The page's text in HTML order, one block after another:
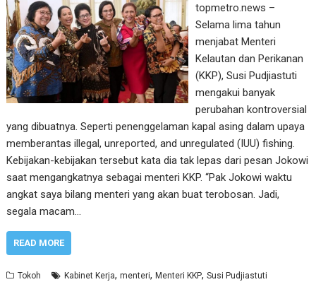
topmetro.news –
Selama lima tahun
menjabat Menteri
Kelautan dan Perikanan
(KKP), Susi Pudjiastuti
mengakui banyak
perubahan kontroversial
yang dibuatnya. Seperti penenggelaman kapal asing dalam upaya
memberantas illegal, unreported, and unregulated (IUU) fishing.
Kebijakan-kebijakan tersebut kata dia tak lepas dari pesan Jokowi
saat mengangkatnya sebagai menteri KKP. “Pak Jokowi waktu
angkat saya bilang menteri yang akan buat terobosan. Jadi,
segala macam…
READ MORE
Tokoh Kabinet Kerja,menteri,Menteri KKP,Susi Pudjiastuti